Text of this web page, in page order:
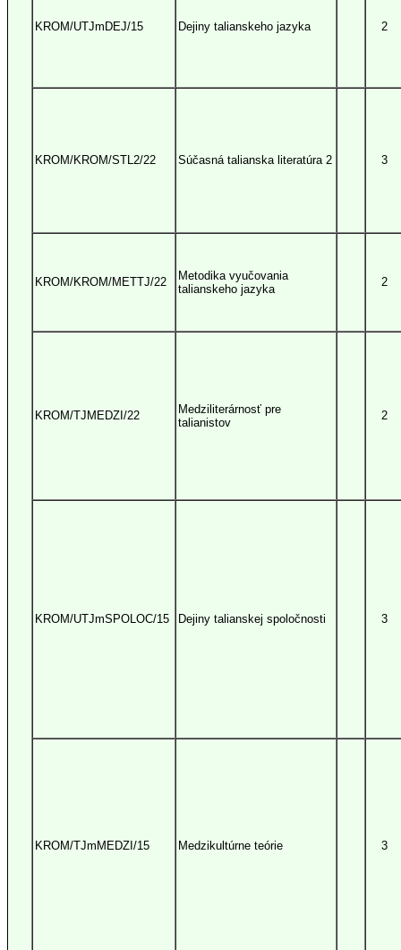
KROM/UTJmDEJ/15 Dejiny talianskeho jazyka 2
KROM/KROM/STL2/22 Súčasná talianska literatúra 2 3
KROM/KROM/METTJ/22
Metodika vyučovania
talianskeho jazyka
2
KROM/TJMEDZI/22
Medziliterárnosť pre
talianistov
2
KROM/UTJmSPOLOC/15 Dejiny talianskej spoločnosti 3
KROM/TJmMEDZI/15 Medzikultúrne teórie 3